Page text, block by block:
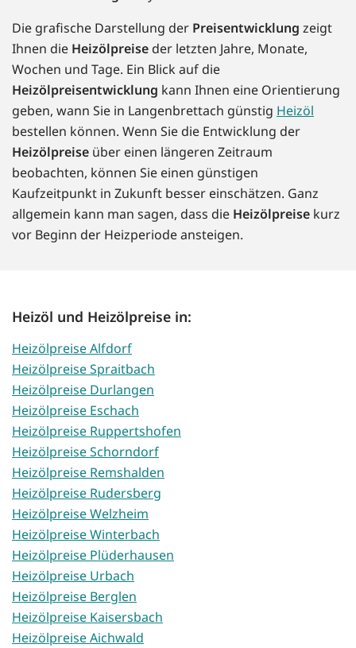
Die grafische Darstellung der Preisentwicklung zeigt
Ihnen die Heizölpreise der letzten Jahre, Monate,
Wochen und Tage. Ein Blick auf die
Heizölpreisentwicklung kann Ihnen eine Orientierung
geben, wann Sie in Langenbrettach günstig Heizöl
bestellen können. Wenn Sie die Entwicklung der
Heizölpreise über einen längeren Zeitraum
beobachten, können Sie einen günstigen
Kaufzeitpunkt in Zukunft besser einschätzen. Ganz
allgemein kann man sagen, dass die Heizölpreise kurz
vor Beginn der Heizperiode ansteigen.
Heizöl und Heizölpreise in:
Heizölpreise Alfdorf
Heizölpreise Spraitbach
Heizölpreise Durlangen
Heizölpreise Eschach
Heizölpreise Ruppertshofen
Heizölpreise Schorndorf
Heizölpreise Remshalden
Heizölpreise Rudersberg
Heizölpreise Welzheim
Heizölpreise Winterbach
Heizölpreise Plüderhausen
Heizölpreise Urbach
Heizölpreise Berglen
Heizölpreise Kaisersbach
Heizölpreise Aichwald